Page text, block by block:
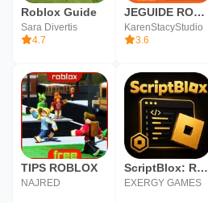
Roblox Guide
Sara Divertis
4.7
JEGUIDE ROBLOX
KarenStacyStudio
3.6
TIPS ROBLOX
NAJRED
ScriptBlox: Roblox Scripts
EXERGY GAMES